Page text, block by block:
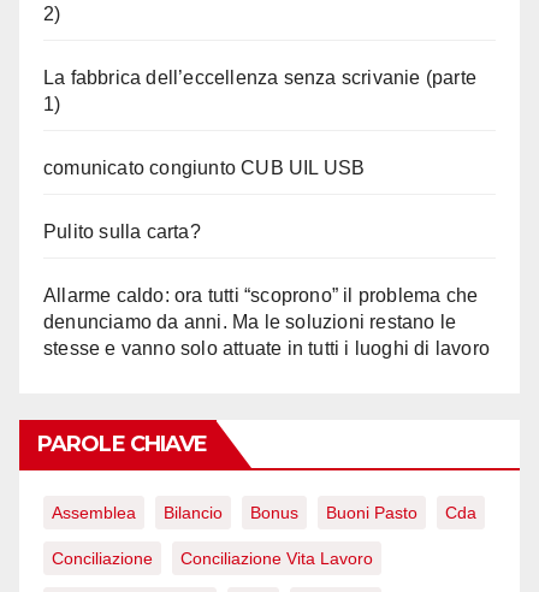
2)
La fabbrica dell’eccellenza senza scrivanie (parte
1)
comunicato congiunto CUB UIL USB
Pulito sulla carta?
Allarme caldo: ora tutti “scoprono” il problema che
denunciamo da anni. Ma le soluzioni restano le
stesse e vanno solo attuate in tutti i luoghi di lavoro
PAROLE CHIAVE
Assemblea Bilancio Bonus Buoni Pasto Cda
Conciliazione Conciliazione Vita Lavoro